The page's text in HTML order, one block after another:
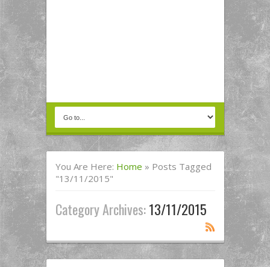
You Are Here: Home » Posts Tagged
"13/11/2015"
Category Archives:13/11/2015